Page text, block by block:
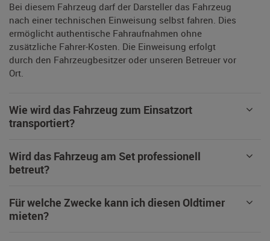
Bei diesem Fahrzeug darf der Darsteller das Fahrzeug
nach einer technischen Einweisung selbst fahren. Dies
ermöglicht authentische Fahraufnahmen ohne
zusätzliche Fahrer-Kosten. Die Einweisung erfolgt
durch den Fahrzeugbesitzer oder unseren Betreuer vor
Ort.
Wie wird das Fahrzeug zum Einsatzort
transportiert?
Wird das Fahrzeug am Set professionell
betreut?
Für welche Zwecke kann ich diesen Oldtimer
mieten?